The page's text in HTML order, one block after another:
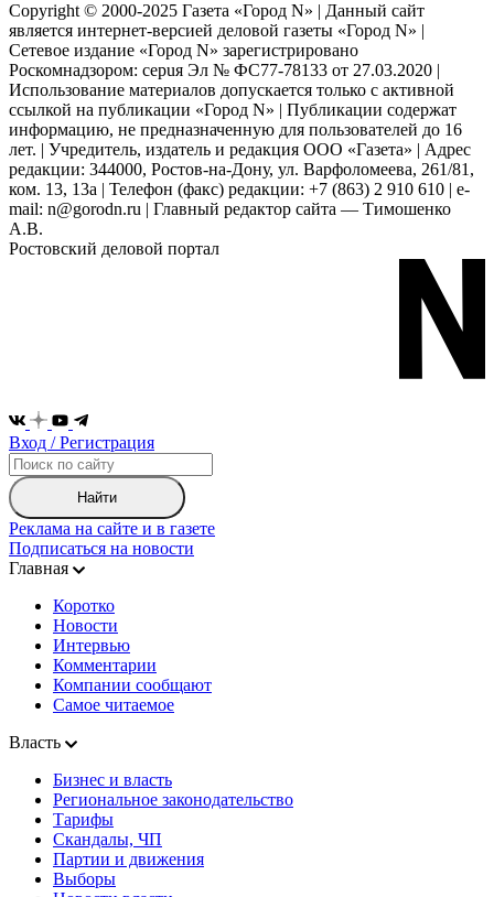
Copyright © 2000-2025 Газета «Город N» | Данный сайт
является интернет-версией деловой газеты «Город N» |
Сетевое издание «Город N» зарегистрировано
Роскомнадзором: серuя Эл № ФС77-78133 от 27.03.2020 |
Использование материалов допускается только с активной
ссылкой на публикации «Город N» | Публикации содержат
информацию, не предназначенную для пользователей до 16
лет. | Учредитель, издатель и редакция ООО «Газета» | Адрес
редакции: 344000, Ростов-на-Дону, ул. Варфоломеева, 261/81,
ком. 13, 13а | Телефон (факс) редакции: +7 (863) 2 910 610 | e-
mail: n@gorodn.ru | Главный редактор сайта — Тимошенко
А.В.
Ростовский деловой портал
Вход / Регистрация
Найти
Реклама на сайте и в газете
Подписаться на новости
Главная
Коротко
Новости
Интервью
Комментарии
Компании сообщают
Самое читаемое
Власть
Бизнес и власть
Региональное законодательство
Тарифы
Скандалы, ЧП
Партии и движения
Выборы